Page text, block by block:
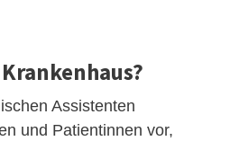
Assistenten
und Patientinnen vor,